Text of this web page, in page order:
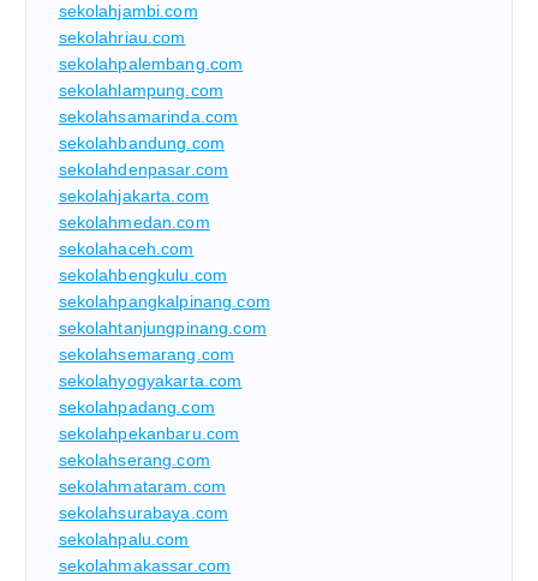
sekolahjambi.com
sekolahriau.com
sekolahpalembang.com
sekolahlampung.com
sekolahsamarinda.com
sekolahbandung.com
sekolahdenpasar.com
sekolahjakarta.com
sekolahmedan.com
sekolahaceh.com
sekolahbengkulu.com
sekolahpangkalpinang.com
sekolahtanjungpinang.com
sekolahsemarang.com
sekolahyogyakarta.com
sekolahpadang.com
sekolahpekanbaru.com
sekolahserang.com
sekolahmataram.com
sekolahsurabaya.com
sekolahpalu.com
sekolahmakassar.com